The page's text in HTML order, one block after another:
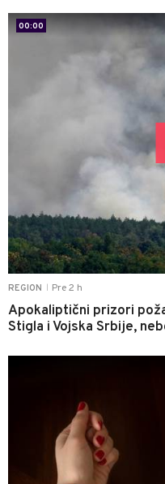
REGION Pre 2 h
Apokaliptični prizori
Stigla i Vojska Srbije,
00:00